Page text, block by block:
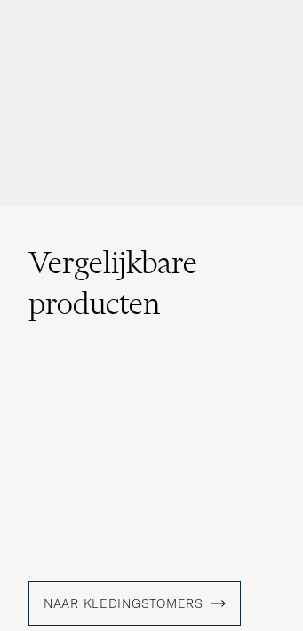
Vergelijkbare
producten
NAAR KLEDINGSTOMERS